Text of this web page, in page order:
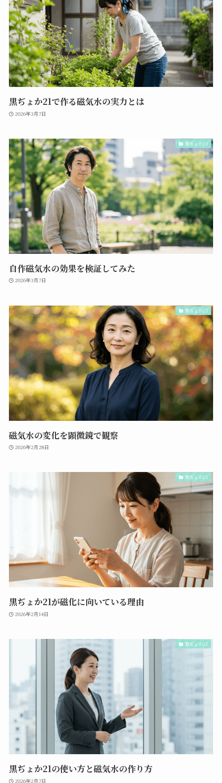
黒ぢょか21で作る磁気水の実力とは
2026年3月7日
黒ぢょか21
自作磁気水の効果を検証してみた
2026年3月7日
黒ぢょか21
磁気水の変化を顕微鏡で観察
2026年2月28日
黒ぢょか21
黒ぢょか21が磁化に向いている理由
2026年2月14日
黒ぢょか21
黒ぢょか21の使い方と磁気水の作り方
2026年2月7日